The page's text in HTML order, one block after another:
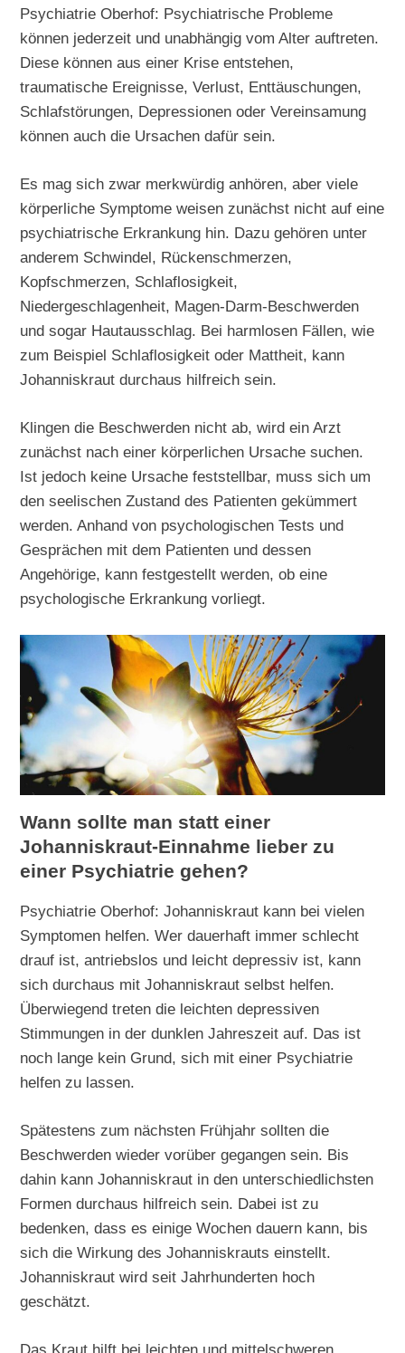
Psychiatrie Oberhof: Psychiatrische Probleme
können jederzeit und unabhängig vom Alter auftreten.
Diese können aus einer Krise entstehen,
traumatische Ereignisse, Verlust, Enttäuschungen,
Schlafstörungen, Depressionen oder Vereinsamung
können auch die Ursachen dafür sein.
Es mag sich zwar merkwürdig anhören, aber viele
körperliche Symptome weisen zunächst nicht auf eine
psychiatrische Erkrankung hin. Dazu gehören unter
anderem Schwindel, Rückenschmerzen,
Kopfschmerzen, Schlaflosigkeit,
Niedergeschlagenheit, Magen-Darm-Beschwerden
und sogar Hautausschlag. Bei harmlosen Fällen, wie
zum Beispiel Schlaflosigkeit oder Mattheit, kann
Johanniskraut durchaus hilfreich sein.
Klingen die Beschwerden nicht ab, wird ein Arzt
zunächst nach einer körperlichen Ursache suchen.
Ist jedoch keine Ursache feststellbar, muss sich um
den seelischen Zustand des Patienten gekümmert
werden. Anhand von psychologischen Tests und
Gesprächen mit dem Patienten und dessen
Angehörige, kann festgestellt werden, ob eine
psychologische Erkrankung vorliegt.
Wann sollte man statt einer
Johanniskraut-Einnahme lieber zu
einer Psychiatrie gehen?
Psychiatrie Oberhof: Johanniskraut kann bei vielen
Symptomen helfen. Wer dauerhaft immer schlecht
drauf ist, antriebslos und leicht depressiv ist, kann
sich durchaus mit Johanniskraut selbst helfen.
Überwiegend treten die leichten depressiven
Stimmungen in der dunklen Jahreszeit auf. Das ist
noch lange kein Grund, sich mit einer Psychiatrie
helfen zu lassen.
Spätestens zum nächsten Frühjahr sollten die
Beschwerden wieder vorüber gegangen sein. Bis
dahin kann Johanniskraut in den unterschiedlichsten
Formen durchaus hilfreich sein. Dabei ist zu
bedenken, dass es einige Wochen dauern kann, bis
sich die Wirkung des Johanniskrauts einstellt.
Johanniskraut wird seit Jahrhunderten hoch
geschätzt.
Das Kraut hilft bei leichten und mittelschweren